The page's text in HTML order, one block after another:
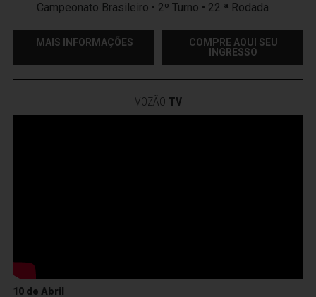
Campeonato Brasileiro • 2º Turno • 22 ª Rodada
MAIS INFORMAÇÕES
COMPRE AQUI SEU
INGRESSO
VOZÃO TV
10 de Abril